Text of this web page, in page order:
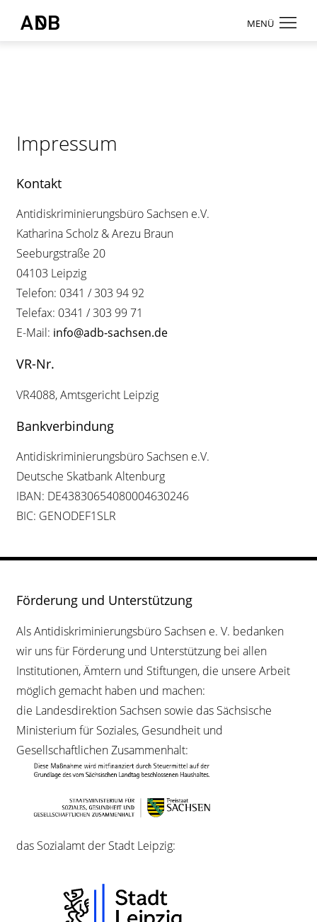
MENÜ
Impressum
Kontakt
Antidiskriminierungsbüro Sachsen e.V.
Katharina Scholz & Arezu Braun
Seeburgstraße 20
04103 Leipzig
Telefon: 0341 / 303 94 92
Telefax: 0341 / 303 99 71
E-Mail: info@adb-sachsen.de
VR-Nr.
VR4088, Amtsgericht Leipzig
Bankverbindung
Antidiskriminierungsbüro Sachsen e.V.
Deutsche Skatbank Altenburg
IBAN: DE43830654080004630246
BIC: GENODEF1SLR
Förderung und Unterstützung
Als Antidiskriminierungsbüro Sachsen e. V. bedanken
wir uns für Förderung und Unterstützung bei allen
Institutionen, Ämtern und Stiftungen, die unsere Arbeit
möglich gemacht haben und machen:
die Landesdirektion Sachsen sowie das Sächsische
Ministerium für Soziales, Gesundheit und
Gesellschaftlichen Zusammenhalt:
das Sozialamt der Stadt Leipzig: